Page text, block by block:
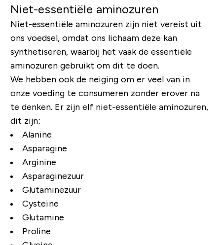
Niet-essentiële aminozuren
Niet-essentiële aminozuren zijn niet vereist uit
ons voedsel, omdat ons lichaam deze kan
synthetiseren, waarbij het vaak de essentiële
aminozuren gebruikt om dit te doen.
We hebben ook de neiging om er veel van in
onze voeding te consumeren zonder erover na
te denken. Er zijn elf niet-essentiële aminozuren,
dit zijn:
Alanine
Asparagine
Arginine
Asparaginezuur
Glutaminezuur
Cysteïne
Glutamine
Proline